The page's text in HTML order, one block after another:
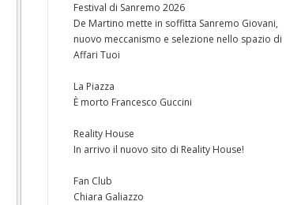
Festival di Sanremo 2026
De Martino mette in soffitta Sanremo Giovani,
nuovo meccanismo e selezione nello spazio di
Affari Tuoi
La Piazza
È morto Francesco Guccini
Reality House
In arrivo il nuovo sito di Reality House!
Fan Club
Chiara Galiazzo